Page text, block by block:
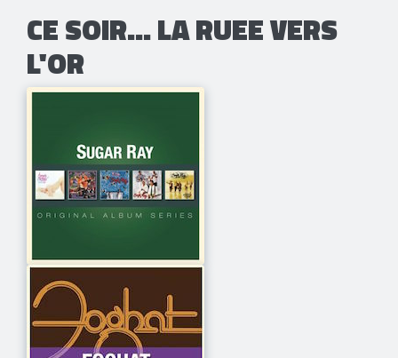
CE SOIR... LA RUEE VERS
L'OR